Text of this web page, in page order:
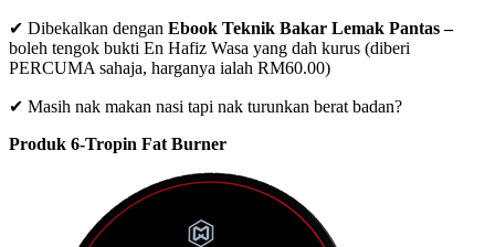
✔ Dibekalkan dengan Ebook Teknik Bakar Lemak Pantas –
boleh tengok bukti En Hafiz Wasa yang dah kurus (diberi
PERCUMA sahaja, harganya ialah RM60.00)
✔ Masih nak makan nasi tapi nak turunkan berat badan?
Produk 6-Tropin Fat Burner